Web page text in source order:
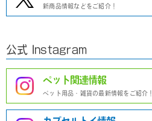
新商品情報などをご紹介！
公式 Instagram
ペット関連情報
ペット用品・雑貨の最新情報をご紹介！